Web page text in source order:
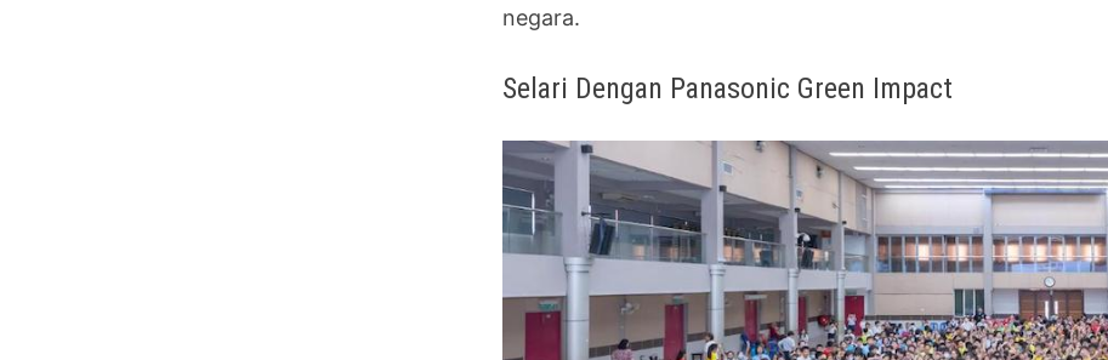
negara.
Selari Dengan Panasonic Green Impact